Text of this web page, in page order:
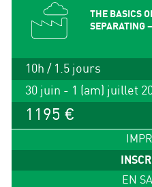
THE BASICS
SEPARATING
10h / 1.5 jours
30 juin - 1 (am) juillet
1195 €
EN